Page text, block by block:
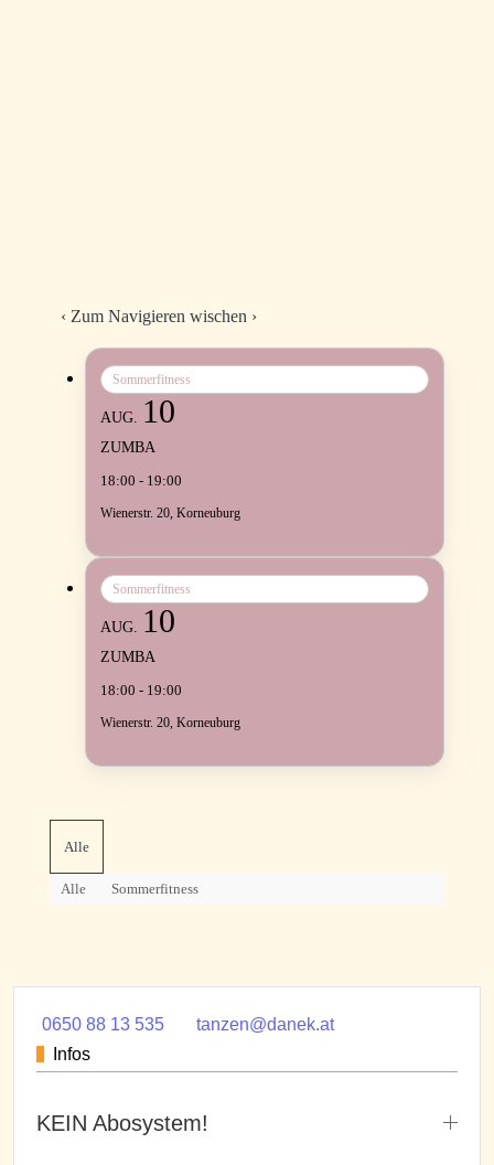
Alle
Alle Sommerfitness
Sommerfitness
AUG. 10
ZUMBA
18:00 - 19:00
Wienerstr. 20, Korneuburg
Sommerfitness
AUG. 10
ZUMBA
18:00 - 19:00
Wienerstr. 20, Korneuburg
‹ Zum Navigieren wischen ›
0650 88 13 535
tanzen@danek.at
Infos
KEIN Abosystem!